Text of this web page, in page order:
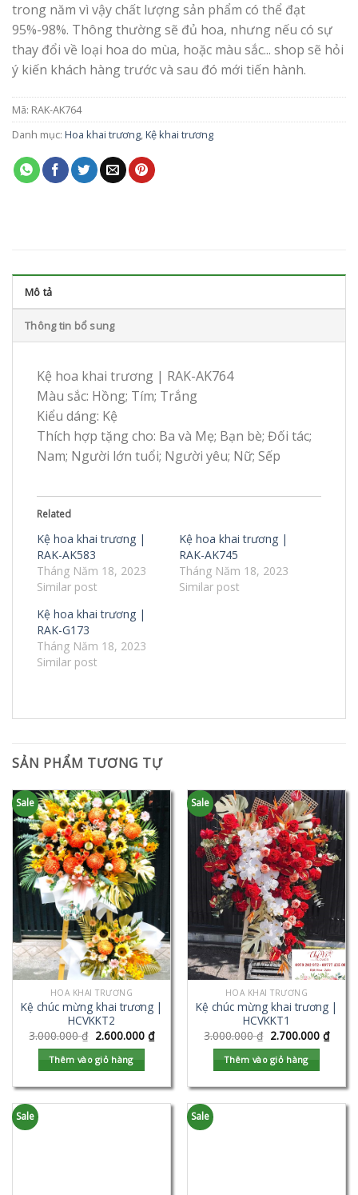
trong năm vì vậy chất lượng sản phẩm có thể đạt
95%-98%. Thông thường sẽ đủ hoa, nhưng nếu có sự
thay đổi về loại hoa do mùa, hoặc màu sắc... shop sẽ hỏi
ý kiến khách hàng trước và sau đó mới tiến hành.
Mã: RAK-AK764
Danh mục: Hoa khai trương,Kệ khai trương
Mô tả
Thông tin bổ sung
Kệ hoa khai trương | RAK-AK764
Màu sắc: Hồng; Tím; Trắng
Kiểu dáng: Kệ
Thích hợp tặng cho: Ba và Mẹ; Bạn bè; Đối tác;
Nam; Người lớn tuổi; Người yêu; Nữ; Sếp
Related
Kệ hoa khai trương |
RAK-AK583
Tháng Năm 18, 2023
Similar post
Kệ hoa khai trương |
RAK-AK745
Tháng Năm 18, 2023
Similar post
Kệ hoa khai trương |
RAK-G173
Tháng Năm 18, 2023
Similar post
SẢN PHẨM TƯƠNG TỰ
Sale
HOA KHAI TRƯƠNG
Kệ chúc mừng khai trương |
HCVKKT2
3.000.000₫ 2.600.000 ₫
Thêm vào giỏ hàng
Sale
HOA KHAI TRƯƠNG
Kệ chúc mừng khai trương |
HCVKKT1
3.000.000₫ 2.700.000 ₫
Thêm vào giỏ hàng
Sale Sale